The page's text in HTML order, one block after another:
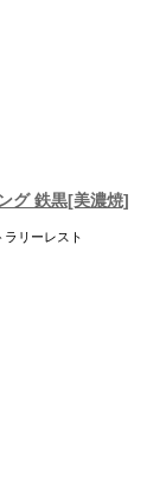
グ 鉄黒[美濃焼]
リーレスト